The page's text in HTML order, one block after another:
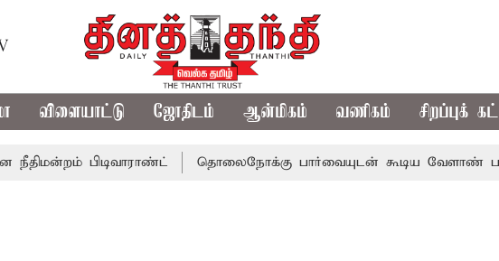
விளையாட்டு ஜோதிடம் ஆன்மிகம் வணிகம் சிறப்புக்
பிடிவாராண்ட் தொலைநோக்கு பார்வையுடன் கூடிய வேளாண் பட்ஜெட்: